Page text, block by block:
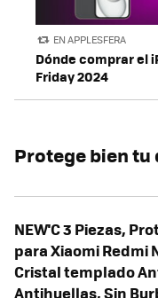
EN APPLESFERA
Dónde comprar el
Friday 2024
Protege bien
NEW'C 3 Piezas,
para Xiaomi Redmi
Cristal templado
Antihuellas, Sin